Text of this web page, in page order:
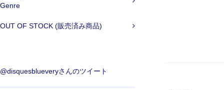
Genre
OUT OF STOCK (販売済み商品)
@disquesblueveryさんのツイート